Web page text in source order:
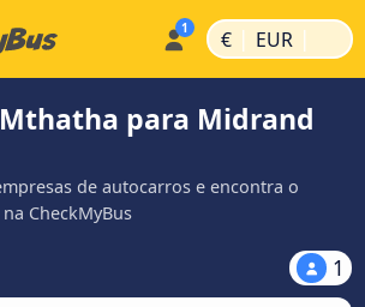
€ | EUR |
para Midrand
de autocarros e encontra o
CheckMyBus
1